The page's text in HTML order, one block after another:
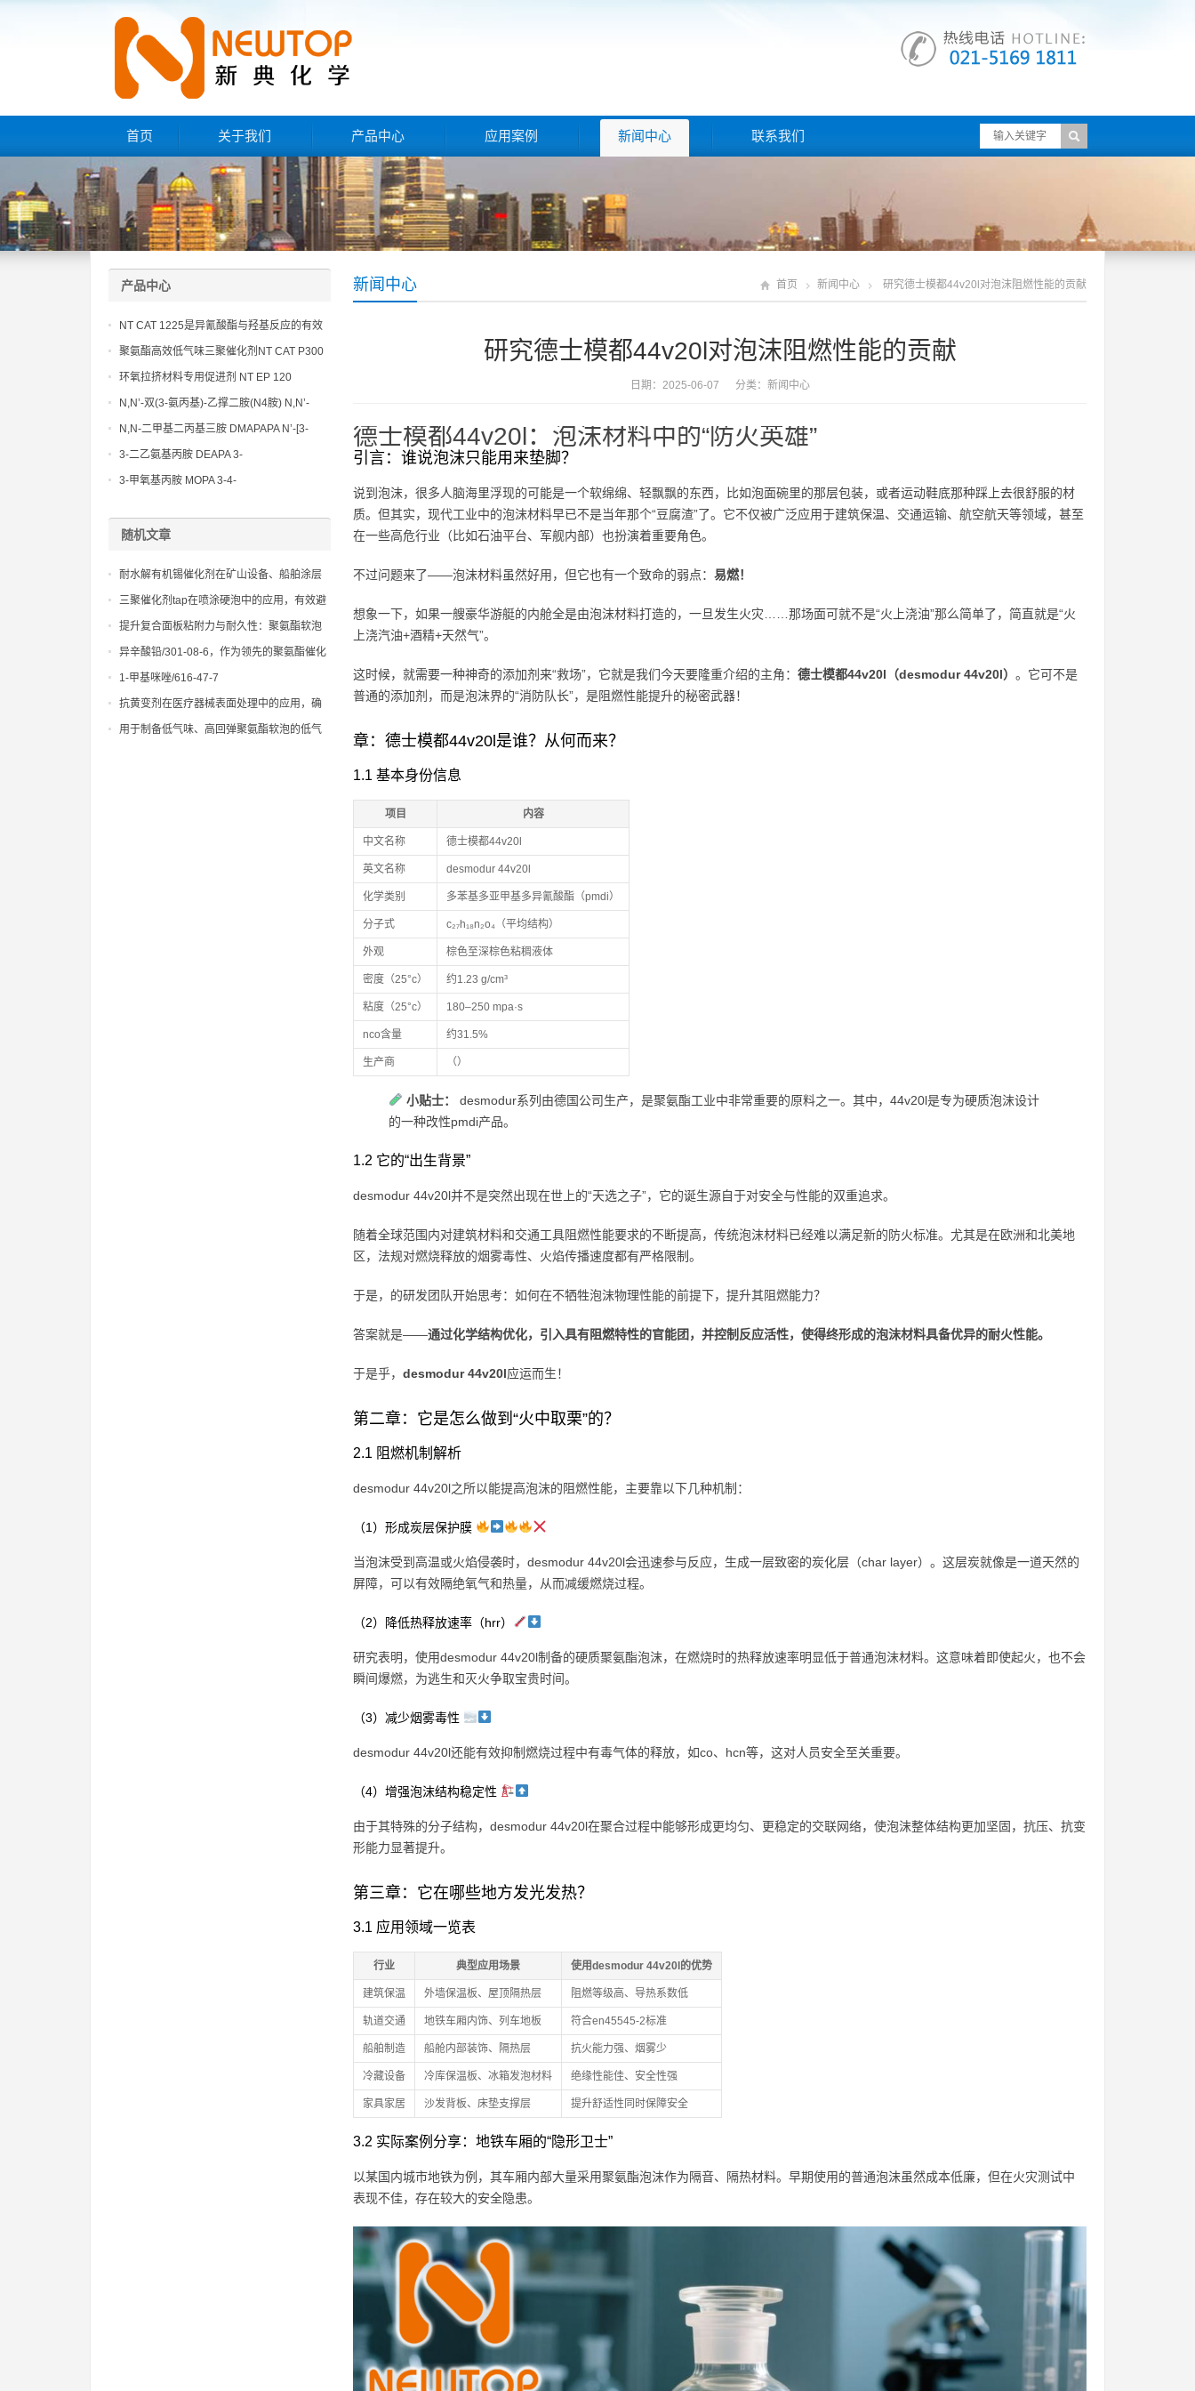
首页 关于我们 产品中心 应用案例 新闻中心 联系我们
新闻中心 首页 新闻中心 研究德士模都44v20l对泡沫阻燃性能的贡献
研究德士模都44v20l对泡沫阻燃性能的贡献
日期：2025-06-07 分类： 新闻中心
德士模都44v20l：泡沫材料中的“防火英雄”
引言：谁说泡沫只能用来垫脚？
说到泡沫，很多人脑海里浮现的可能是一个软绵绵、轻飘飘的东西，比如泡面碗里的那层包装，或者运动鞋底那种踩上去很舒服的材
质。但其实，现代工业中的泡沫材料早已不是当年那个“豆腐渣”了。它不仅被广泛应用于建筑保温、交通运输、航空航天等领域，甚至
在一些高危行业（比如石油平台、军舰内部）也扮演着重要角色。
不过问题来了——泡沫材料虽然好用，但它也有一个致命的弱点： 易燃！
想象一下，如果一艘豪华游艇的内舱全是由泡沫材料打造的，一旦发生火灾……那场面可就不是“火上浇油”那么简单了，简直就是“火
上浇汽油+酒精+天然气”。
这时候，就需要一种神奇的添加剂来“救场”，它就是我们今天要隆重介绍的主角： 德士模都44v20l（desmodur 44v20l） 。它可不是
普通的添加剂，而是泡沫界的“消防队长”，是阻燃性能提升的秘密武器！
章：德士模都44v20l是谁？从何而来？
1.1 基本身份信息
项目 内容
中文名称 德士模都44v20l
英文名称 desmodur 44v20l
化学类别 多苯基多亚甲基多异氰酸酯（pmdi）
分子式 c₂₇h₁₈n₂o₄（平均结构）
外观 棕色至深棕色粘稠液体
密度（25°c） 约1.23 g/cm³
粘度（25°c） 180–250 mpa·s
nco含量 约31.5%
生产商 （）
小贴士：
desmodur系列由德国公司生产，是聚氨酯工业中非常重要的原料之一。其中，44v20l是专为硬质泡沫设计
的一种改性pmdi产品。
1.2 它的“出生背景”
desmodur 44v20l并不是突然出现在世上的“天选之子”，它的诞生源自于对安全与性能的双重追求。
随着全球范围内对建筑材料和交通工具阻燃性能要求的不断提高，传统泡沫材料已经难以满足新的防火标准。尤其是在欧洲和北美地
区，法规对燃烧释放的烟雾毒性、火焰传播速度都有严格限制。
于是，的研发团队开始思考：如何在不牺牲泡沫物理性能的前提下，提升其阻燃能力？
答案就是——通过化学结构优化，引入具有阻燃特性的官能团，并控制反应活性，使得终形成的泡沫材料具备优异的耐火性能。
于是乎， desmodur 44v20l应运而生！
第二章：它是怎么做到“火中取栗”的？
2.1 阻燃机制解析
desmodur 44v20l之所以能提高泡沫的阻燃性能，主要靠以下几种机制：
（1）形成炭层保护膜
当泡沫受到高温或火焰侵袭时，desmodur 44v20l会迅速参与反应，生成一层致密的炭化层（char layer）。这层炭就像是一道天然的
屏障，可以有效隔绝氧气和热量，从而减缓燃烧过程。
（2）降低热释放速率（hrr）
研究表明，使用desmodur 44v20l制备的硬质聚氨酯泡沫，在燃烧时的热释放速率明显低于普通泡沫材料。这意味着即使起火，也不会
瞬间爆燃，为逃生和灭火争取宝贵时间。
（3）减少烟雾毒性
desmodur 44v20l还能有效抑制燃烧过程中有毒气体的释放，如co、hcn等，这对人员安全至关重要。
（4）增强泡沫结构稳定性
由于其特殊的分子结构，desmodur 44v20l在聚合过程中能够形成更均匀、更稳定的交联网络，使泡沫整体结构更加坚固，抗压、抗变
形能力显著提升。
第三章：它在哪些地方发光发热？
3.1 应用领域一览表
行业 典型应用场景 使用desmodur 44v20l的优势
建筑保温 外墙保温板、屋顶隔热层 阻燃等级高、导热系数低
轨道交通 地铁车厢内饰、列车地板 符合en45545-2标准
船舶制造 船舱内部装饰、隔热层 抗火能力强、烟雾少
冷藏设备 冷库保温板、冰箱发泡材料 绝缘性能佳、安全性强
家具家居 沙发背板、床垫支撑层 提升舒适性同时保障安全
3.2 实际案例分享：地铁车厢的“隐形卫士”
以某国内城市地铁为例，其车厢内部大量采用聚氨酯泡沫作为隔音、隔热材料。早期使用的普通泡沫虽然成本低廉，但在火灾测试中
表现不佳，存在较大的安全隐患。
产品中心
NT CAT 1225是异氰酸酯与羟基反应的有效
催化剂
聚氨酯高效低气味三聚催化剂NT CAT P300
环氧拉挤材料专用促进剂 NT EP 120
N,N’-双(3-氨丙基)-乙撑二胺(N4胺) N,N’-
Bis(3-aminopropyl)-ethylenediamine CAS
No10563-26-5
N,N-二甲基二丙基三胺 DMAPAPA N’-[3-
(dimethylamino)propyllpropane-1,3-
diamine CAS No10563-29-8
3-二乙氨基丙胺 DEAPA 3-
(Diethylamino)propylamine CAS No 104-
3-甲氧基丙胺 MOPA 3-4-
随机文章
耐水解有机锡催化剂在矿山设备、船舶涂层
和户外耐候产品中的实践应用
三聚催化剂tap在喷涂硬泡中的应用，有效避
免喷涂过程中的塌泡和流淌。
提升复合面板粘附力与耐久性：聚氨酯软泡
固化剂的技术突破
异辛酸铅/301-08-6，作为领先的聚氨酯催化
剂，助力新材料研发，拓宽应用领域
1-甲基咪唑/616-47-7
抗黄变剂在医疗器械表面处理中的应用，确
保卫生标准
用于制备低气味、高回弹聚氨酯软泡的低气